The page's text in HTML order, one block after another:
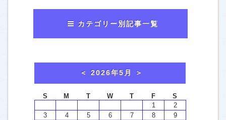
カテゴリー別記事一覧
washtech夫婦in横浜[7]
おかみから、お知らせ [49]
お客様による口コミご感想[4]